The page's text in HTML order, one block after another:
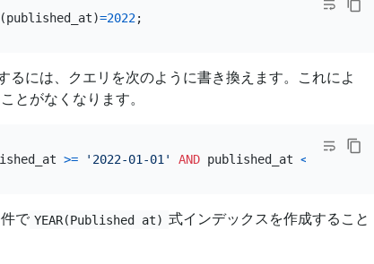
=2022
るには、クエリを次のように書き換えます。これによ
とがなくなります。
>= '2022-01-01' AND published_at <
で YEAR(Published at) 式インデックスを作成すること